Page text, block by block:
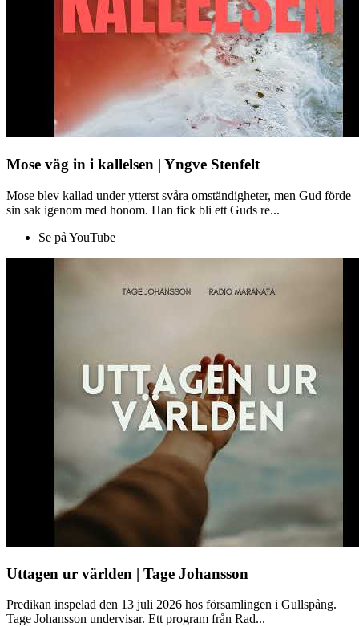
Mose väg in i kallelsen | Yngve Stenfelt
Mose blev kallad under ytterst svåra omständigheter, men Gud förde
sin sak igenom med honom. Han fick bli ett Guds re...
Se på YouTube
Uttagen ur världen | Tage Johansson
Predikan inspelad den 13 juli 2026 hos församlingen i Gullspång.
Tage Johansson undervisar. Ett program från Rad...